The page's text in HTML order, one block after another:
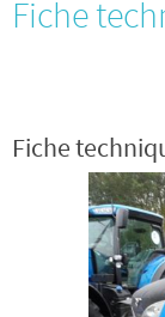
Fiche
Fiche